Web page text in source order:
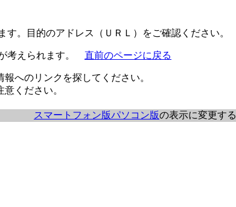
。目的のアドレス（ＵＲＬ）をご確認ください。
考えられます。 直前のページに戻る
へのリンクを探してください。
ください。
スマートフォン版パソコン版の表示に変更する